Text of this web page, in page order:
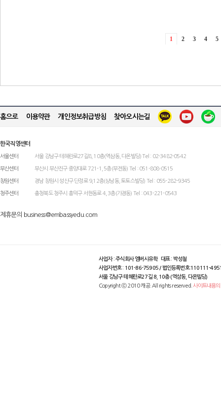
1 2 3 4 5
홈으로 이용약관 개인정보취급방침 찾아오시는길
한국직영센터
서울센터 서울 강남구 테헤란로27길8, 10층(역삼동, 다온빌딩) Tel : 02-3482-0542
부산센터 부산시 부산진구 중앙대로 721-1, 5층(부전동) Tel : 051-808-0515
창원센터 경남 창원시 성산구 단정로 9,12층(상남동, 토토스빌딩) Tel : 055-282-9345
청주센터 충청북도 청주시 흥덕구 서현동로 4, 3층(가경동) Tel : 043-221-0543
제휴문의 business@embassyedu.com
사업자 : 주식회사 엠버시유학 대표 : 박성철
사업자번호 : 101-86-75905 / 법인등록번호:110111-
서울 강남구 테헤란로27길 8, 10층 (역삼동, 다온빌딩)
Copyright ⓒ 2010 캐공. All rights reserved.사이트내용